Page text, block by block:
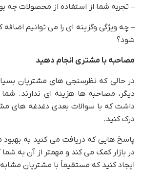
– تجربه شما از استفاده از محصولات چه
– چه ویژگی وگزینه ای را می توانیم اضافه
شود؟
مصاحبه با مشتری انجام دهید
در حالی که نظرسنجی های مشتریان
دیگر، مصاحبه ها هزینه ای ندارند.
داشت که با سوالات بعدی دغدغه های
درک کنید.
پاسخ هایی که دریافت می کنید به
در بازار کمک می کند و مهمتر از آن به
ایجاد کنید که مستقیماً با مشتریان